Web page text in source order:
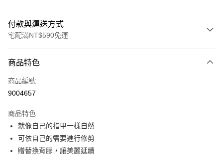
付款與運送方式
宅配滿NT$590免運
POYA支付
信用卡一次付款
Apple Pay
街口支付
商品特色
商品編號
9004657
商品特色
就像自己的指甲一樣自然
可依自己的需要進行修剪
贈替換背膠，讓美麗延續